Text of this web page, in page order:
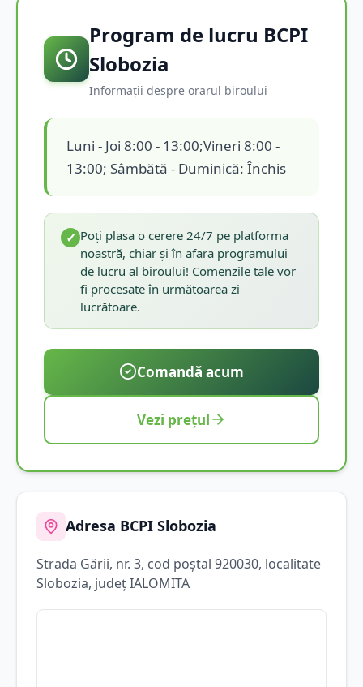
Program de lucru BCPI
Slobozia
Informații despre orarul biroului
Luni - Joi 8:00 - 13:00;Vineri 8:00 -
13:00; Sâmbătă - Duminică: Închis
✓ Poți plasa o cerere 24/7 pe platforma
noastră, chiar și în afara programului
de lucru al biroului! Comenzile tale vor
fi procesate în următoarea zi
lucrătoare.
Comandă acum
Vezi prețul
Adresa BCPI Slobozia
Strada Gării, nr. 3, cod poștal 920030, localitate
Slobozia, județIALOMITA